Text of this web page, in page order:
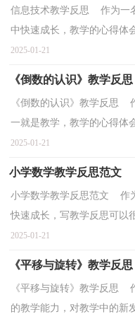
信息技术教学反思 作为一
中快速成长，教学的心得体
好教学反思呢？以下是小编
2025-01-21
《倒数的认识》教学反思
《倒数的认识》教学反思
一就是教学，教学的心得体
该怎么写呢？以下是小编为
2025-01-21
小学数学教学反思范文
小学数学教学反思范文 作
快速成长，写教学反思可以
教学反思才更能起到其作用
2025-01-21
《平移与旋转》教学反思
《平移与旋转》教学反思
的教学能力，对教学中的新